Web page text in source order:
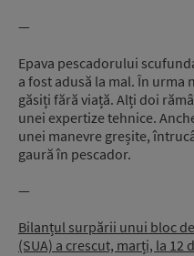
—
Epava pescadorului
a fost adusă la mal. În
găsiți fără viață. Alți doi
unei expertize tehnice.
unei manevre greșite,
gaură în pescador.
—
Bilanțul surpării unui bloc
(SUA) a crescut, marți, la 12